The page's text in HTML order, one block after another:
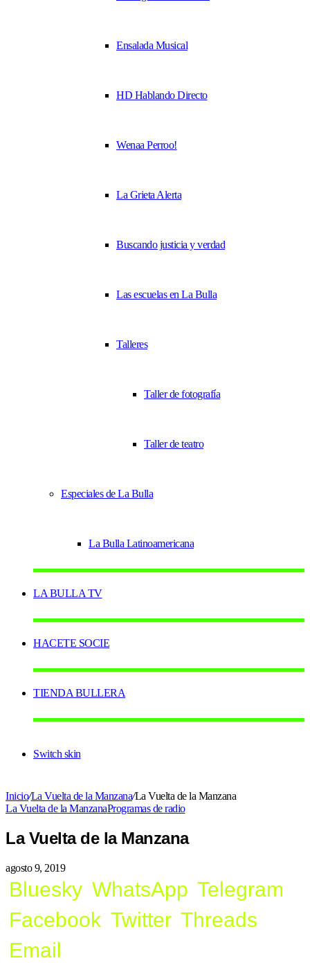
Ensalada Musical
HD Hablando Directo
Wenaa Perroo!
La Grieta Alerta
Buscando justicia y verdad
Las escuelas en La Bulla
Talleres
Taller de fotografía
Taller de teatro
Especiales de La Bulla
La Bulla Latinoamericana
LA BULLA TV
HACETE SOCIE
TIENDA BULLERA
Switch skin
Inicio/La Vuelta de la Manzana/La Vuelta de la Manzana
La Vuelta de la ManzanaProgramas de radio
La Vuelta de la Manzana
agosto 9, 2019
Bluesky WhatsApp Telegram
Facebook Twitter Threads
Email